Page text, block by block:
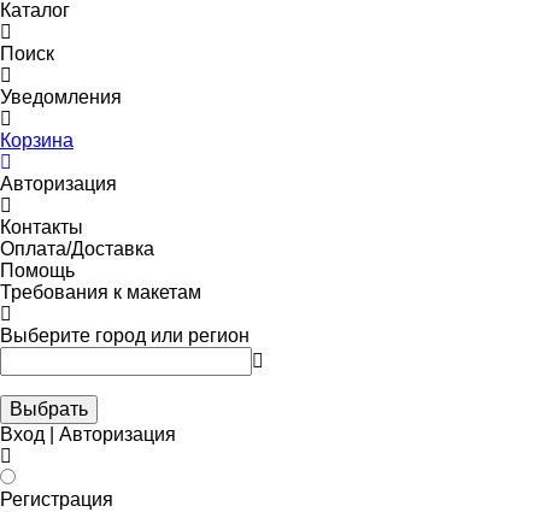
Каталог
Поиск
Уведомления
Корзина
Авторизация
Контакты
Оплата/Доставка
Помощь
Требования к макетам
Выберите город или регион
Выбрать
Вход | Авторизация
Регистрация